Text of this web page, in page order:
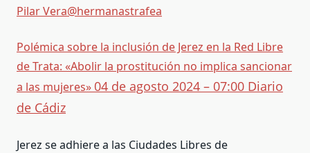
Pilar Vera@hermanastrafea
Polémica sobre la inclusión de Jerez en la Red Libre
de Trata: «Abolir la prostitución no implica sancionar
a las mujeres» 04 de agosto 2024 – 07:00 Diario
de Cádiz
Jerez se adhiere a las Ciudades Libres de